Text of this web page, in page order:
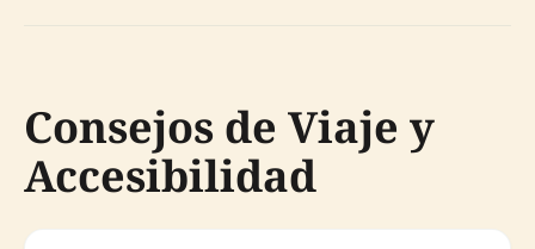
Consejos de Viaje y
Accesibilidad